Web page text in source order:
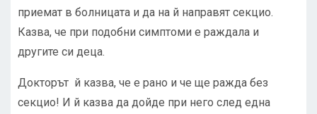
приемат в болницата и да на й направят секцио.
Казва, че при подобни симптоми е раждала и
другите си деца.
Докторът й казва, че е рано и че ще ражда без
секцио! И й казва да дойде при него след една